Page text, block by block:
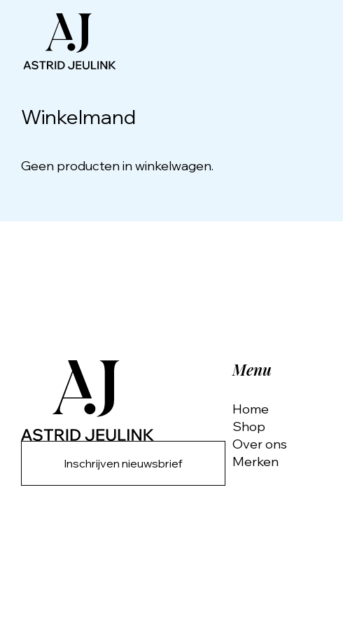
Winkelmand
Geen producten in winkelwagen.
Inschrijven nieuwsbrief
Menu
Home
Shop
Over ons
Merken